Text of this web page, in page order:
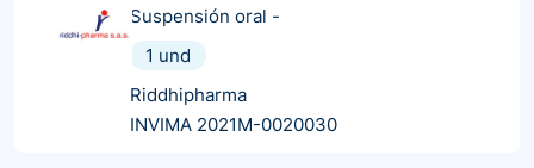
Suspensión oral -
1 und
Riddhipharma
INVIMA 2021M-0020030